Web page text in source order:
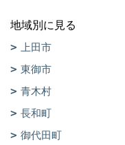
地域別に見る
上田市
東御市
青木村
長和町
御代田町